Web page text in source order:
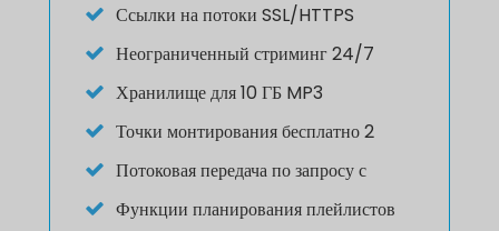
Ссылки на потоки SSL/HTTPS
Неограниченный стриминг 24/7
Хранилище для 10 ГБ MP3
Точки монтирования бесплатно 2
Потоковая передача по запросу с
Функции планирования плейлистов